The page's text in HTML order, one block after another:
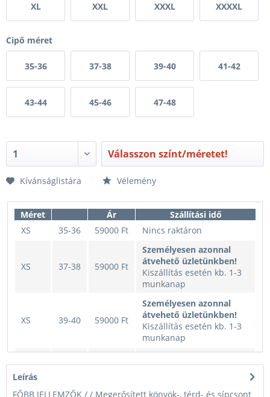
XL XXL XXXL XXXXL
Cipő méret
35-36 37-38 39-40 41-42
43-44 45-46 47-48
Válasszon színt/méretet!
Kívánságlistára Vélemény
Méret Ár
Szállítási idő
XS
35-36 59000 Ft Nincs raktáron
XS 37-38 59000 Ft
Személyesen azonnal
átvehető üzletünkben!
Kiszállítás esetén kb. 1-3
munkanap
XS 39-40 59000 Ft
Személyesen azonnal
átvehető üzletünkben!
Kiszállítás esetén kb. 1-3
munkanap
XS
átvehető üzletünkben!
munkanap
Leírás
FŐBB JELLEMZŐK / / Megerősített könyök-, térd- és sípcsont